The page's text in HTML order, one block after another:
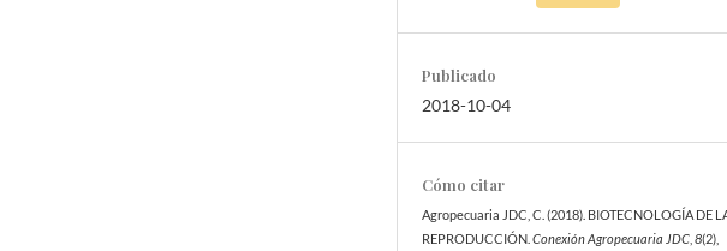
Publicado
2018-10-04
Cómo citar
Agropecuaria JDC, C. (2018). BIOTECNOLOGÍA DE
REPRODUCCIÓN.Conexión Agropecuaria JDC ,8(2),